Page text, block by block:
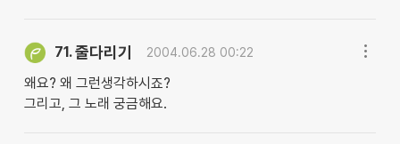
71.줄다리기 2004.06.28 00:22
왜요? 왜 그런생각하시죠?
그리고, 그 노래 궁금해요.